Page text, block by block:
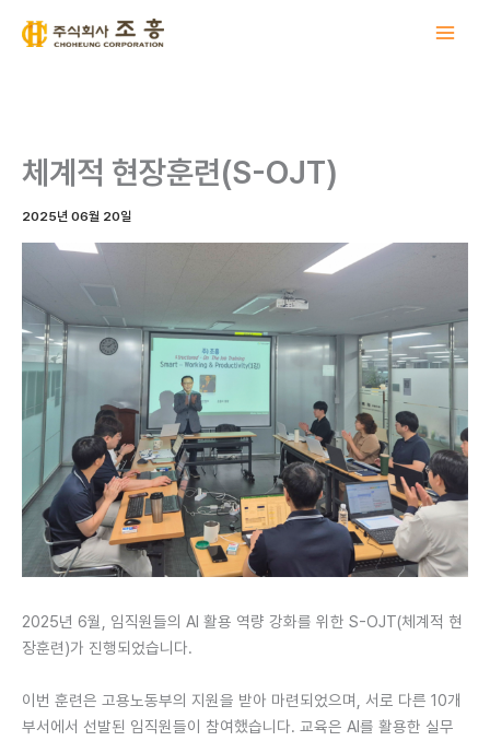
체계적 현장훈련(S-OJT)
2025년 06월 20일
2025년 6월, 임직원들의 AI 활용 역량 강화를 위한 S-OJT(체계적 현
장훈련)가 진행되었습니다.
이번 훈련은 고용노동부의 지원을 받아 마련되었으며, 서로 다른 10개
부서에서 선발된 임직원들이 참여했습니다. 교육은 AI를 활용한 실무